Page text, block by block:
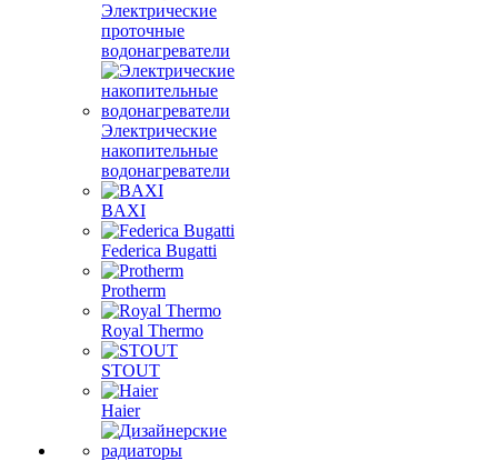
Электрические
проточные
водонагреватели
Электрические
накопительные
водонагреватели
BAXI
Federica Bugatti
Protherm
Royal Thermo
STOUT
Haier